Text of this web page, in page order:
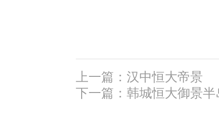
上一篇：汉中恒大帝景
下一篇：韩城恒大御景半